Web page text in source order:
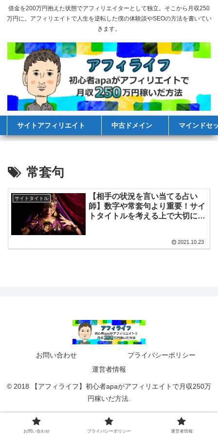
借金を200万円抱えた状態でアフィリエイターとして独立。そこから月収250
万円に。アフィリエイトで人生を逆転した僕の体験談やSEOの方法を書いてい
きます。
サイトアフィリエイト 中古ドメイン マインドセ
常套句
サイトタイトル
【相手の状況を言い当てる占い
師】数字や常套句より重要！サイ
トタイトルを考える上で大切にし
2021.10.23
お問い合わせ
プライバシーポリシー
運営者情報
© 2018 【アフィライフ】初心者apaがアフィリエイトで月収250万
円稼いだ方法.
お問い合わせ プライバシーポリシー 運営者情報